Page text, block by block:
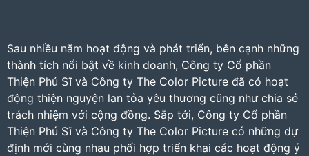
Sau nhiều năm hoạt động và phát triển, bên cạnh những
thành tích nổi bật về kinh doanh, Công ty Cổ phần
Thiện Phú Sĩ và Công ty The Color Picture đã có hoạt
động thiện nguyện lan tỏa yêu thương cũng như chia sẻ
trách nhiệm với cộng đồng. Sắp tới, Công ty Cổ phần
Thiện Phú Sĩ và Công ty The Color Picture có những dự
định mới cùng nhau phối hợp triển khai các hoạt động ý